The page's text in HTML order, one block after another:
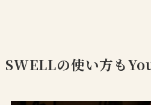
SWELLの使い方も